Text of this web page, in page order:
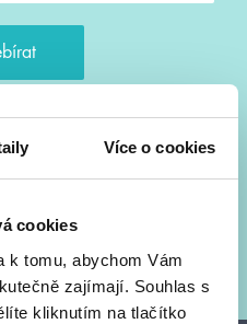
Více o cookies
cookies
k tomu, abychom Vám
zajímají. Souhlas s
kliknutím na tlačítko
osobními údaji nakládáme v
údaje, najdešzde.